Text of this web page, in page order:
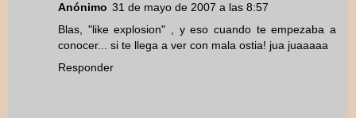
Anónimo 31 de mayo de 2007 a las 8:57
Blas, "like explosion" , y eso cuando te empezaba a
conocer... si te llega a ver con mala ostia! jua juaaaaa
Responder